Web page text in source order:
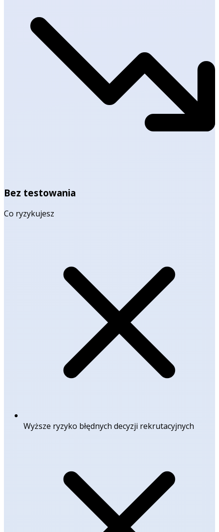
Bez testowania
Co ryzykujesz
Wyższe ryzyko błędnych decyzji rekrutacyjnych